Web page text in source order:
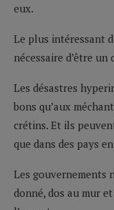
eux.
Le plus intéressant
nécessaire d’être
Les désastres
bons qu’aux
crétins. Et ils
que dans des pays
Les gouvernements
donné, dos au mur